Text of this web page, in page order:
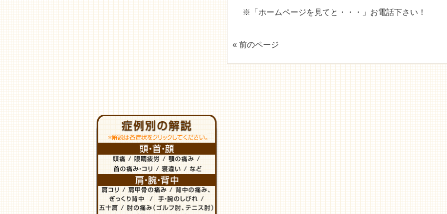
※「ホームページを見てと・・・」お電話下さい！
« 前のページ